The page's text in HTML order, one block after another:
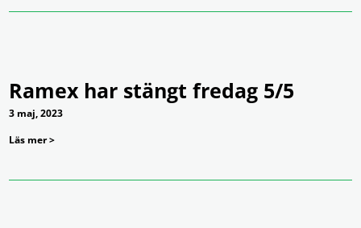
Ramex har stängt fredag 5/5
3 maj, 2023
Läs mer >